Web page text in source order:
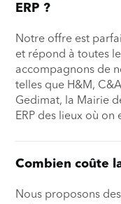
ERP ?
Notre offre est
et répond à toutes
accompagnons de
telles que H&M,
Gedimat, la Mairie
ERP des lieux où on
Combien coûte
Nous proposons